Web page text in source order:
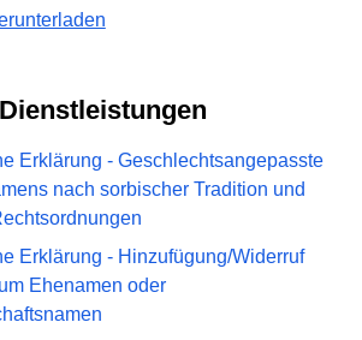
Erklärung - Geschlechtsangepasste
nach sorbischer Tradition und
Erklärung - Hinzufügung/Widerruf
Ehenamen oder